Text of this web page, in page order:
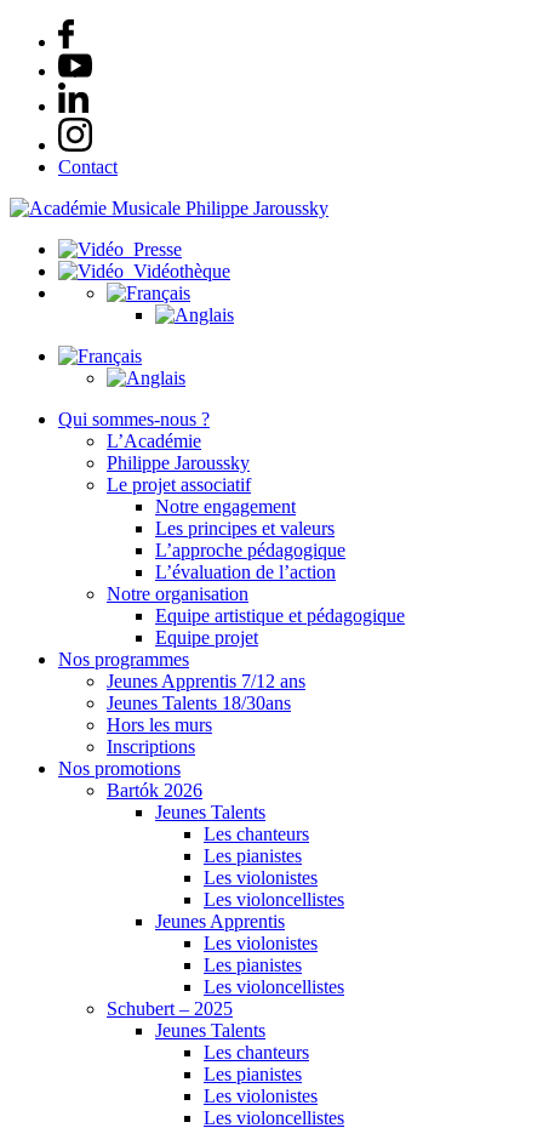
Contact
Presse
Vidéothèque
Qui sommes-nous ?
L’Académie
Philippe Jaroussky
Le projet associatif
Notre engagement
Les principes et valeurs
L’approche pédagogique
L’évaluation de l’action
Notre organisation
Equipe artistique et pédagogique
Equipe projet
Nos programmes
Jeunes Apprentis 7/12 ans
Jeunes Talents 18/30ans
Hors les murs
Inscriptions
Nos promotions
Bartók 2026
Jeunes Talents
Les chanteurs
Les pianistes
Les violonistes
Les violoncellistes
Jeunes Apprentis
Les violonistes
Les pianistes
Les violoncellistes
Schubert – 2025
Jeunes Talents
Les chanteurs
Les pianistes
Les violonistes
Les violoncellistes